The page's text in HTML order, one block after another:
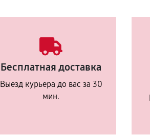
Бесплатная доставка
Выезд курьера до вас за 30
мин.